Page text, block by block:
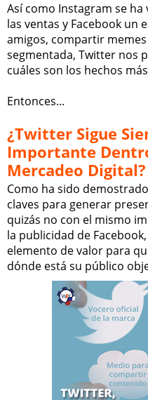
Así como Instagram se
las ventas y Facebook un
amigos, compartir
segmentada, Twitter nos
cuáles son los hechos
Entonces...
¿Twitter Sigue
Importante
Mercadeo Digital?
Como ha sido
claves para generar
quizás no con el mismo
la publicidad de
elemento de valor para
dónde está su público